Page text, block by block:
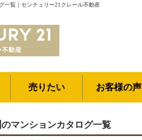
一覧｜センチュリー21クレール不動産
売りたい お客様の声
マンションカタログ一覧